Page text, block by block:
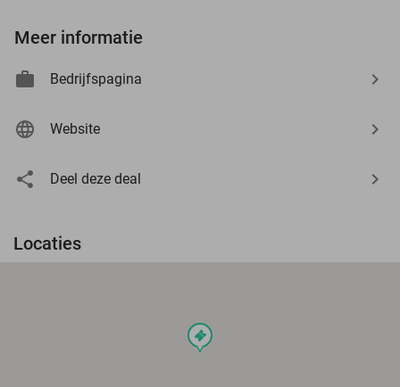
Meer informatie
Bedrijfspagina
Website
Deel deze deal
Locaties
events